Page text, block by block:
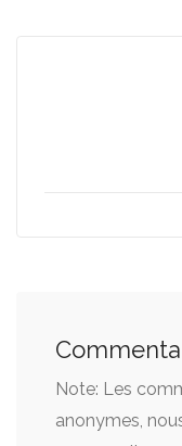
Note: Les
anonymes,